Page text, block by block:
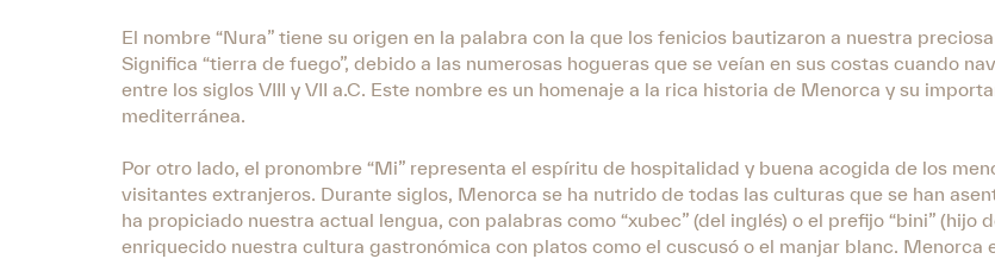
El nombre “Nura” tiene su origen en la palabra con la que los fenicios bautizaron a nuestra
Significa “tierra de fuego”, debido a las numerosas hogueras que se veían en sus costas cuando
entre los siglos VIII y VII a.C. Este nombre es un homenaje a la rica historia de Menorca y su
mediterránea.
Por otro lado, el pronombre “Mi” representa el espíritu de hospitalidad y buena acogida de los
visitantes extranjeros. Durante siglos, Menorca se ha nutrido de todas las culturas que se han
ha propiciado nuestra actual lengua, con palabras como “xubec” (del inglés) o el prefijo “bini” (hijo
enriquecido nuestra cultura gastronómica con platos como el cuscusó o el manjar blanc. Menorca